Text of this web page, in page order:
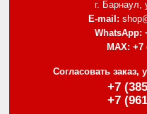
г. Барнаул,
E-mail:
WhatsApp:
MAX: +7
Согласовать заказ,
+7
+7